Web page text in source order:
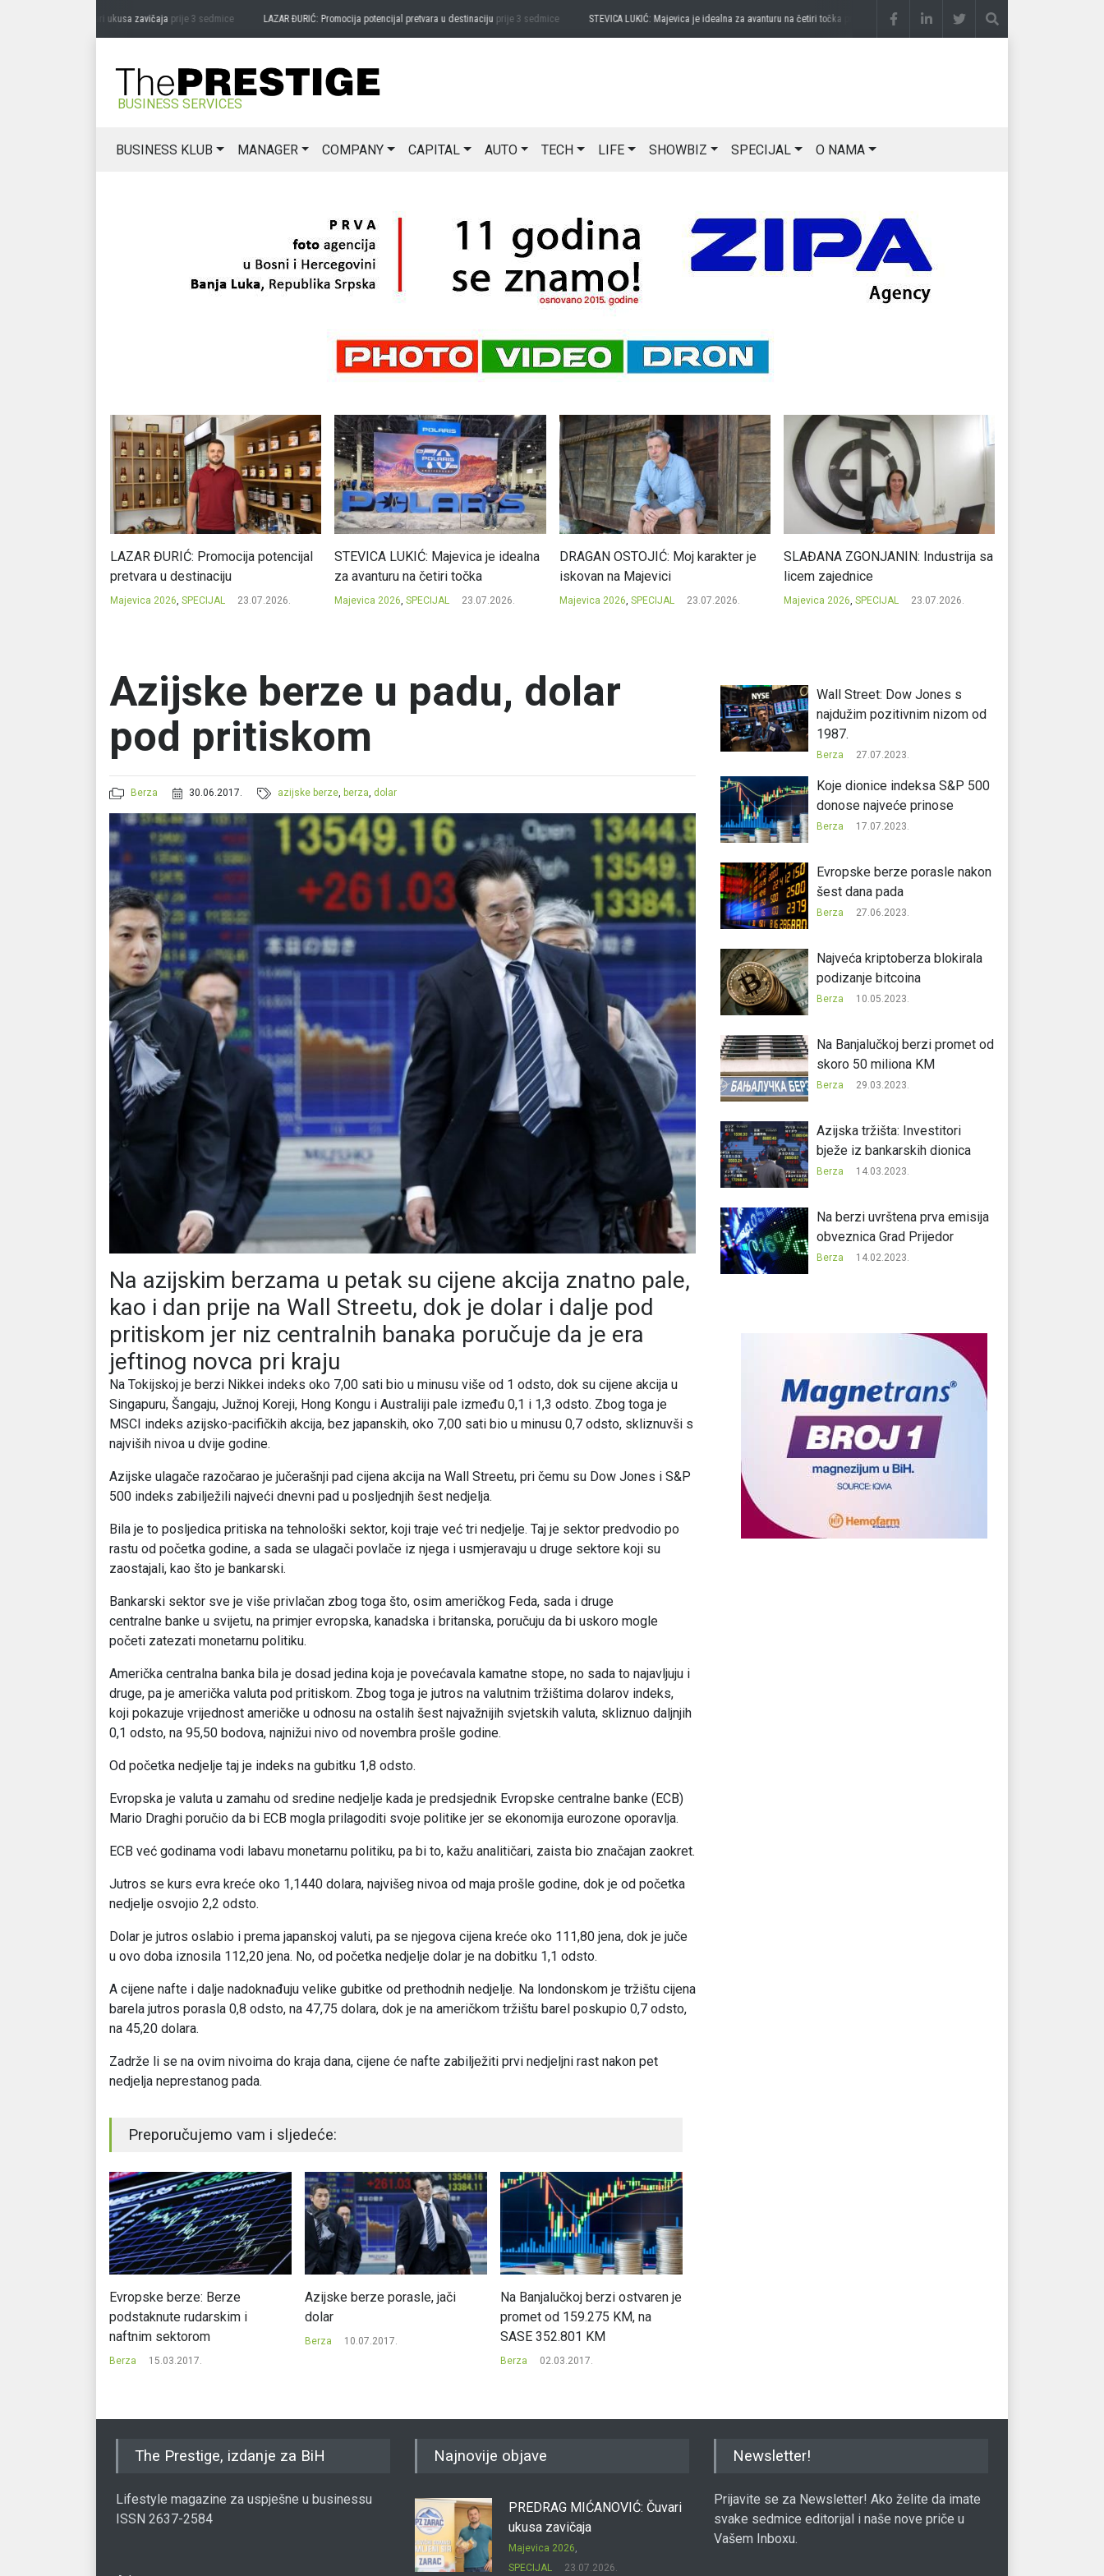
MIĆANOVIĆ: Čuvari ukusa zavičajaprije 3 sedmice LAZAR ĐURIĆ: Promocija potencijal pretvara u destinacijuprije 3 sedmice STEVICA LUKIĆ: Majevica je idealna za avanturu na četiri točkaprije 3 sedmice DRAGAN OSTOJIĆ: Moj karakter je iskovan
BUSINESS SERVICES
BUSINESS KLUB MANAGER COMPANY CAPITAL AUTO TECH LIFE SHOWBIZ SPECIJAL O NAMA
LAZAR ĐURIĆ: Promocija potencijal
pretvara u destinaciju
Majevica 2026, SPECIJAL 23.07.2026.
STEVICA LUKIĆ: Majevica je idealna
za avanturu na četiri točka
Majevica 2026, SPECIJAL 23.07.2026.
DRAGAN OSTOJIĆ: Moj karakter je
iskovan na Majevici
Majevica 2026, SPECIJAL 23.07.2026.
SLAĐANA ZGONJANIN: Industrija sa
licem zajednice
Majevica 2026, SPECIJAL 23.07.2026.
Azijske berze u padu, dolar
pod pritiskom
Berza 30.06.2017. azijske berze, berza, dolar
Na azijskim berzama u petak su cijene akcija znatno pale,
kao i dan prije na Wall Streetu, dok je dolar i dalje pod
pritiskom jer niz centralnih banaka poručuje da je era
jeftinog novca pri kraju
Na Tokijskoj je berzi Nikkei indeks oko 7,00 sati bio u minusu više od 1 odsto, dok su cijene akcija u
Singapuru, Šangaju, Južnoj Koreji, Hong Kongu i Australiji pale između 0,1 i 1,3 odsto. Zbog toga je
MSCI indeks azijsko-pacifičkih akcija, bez japanskih, oko 7,00 sati bio u minusu 0,7 odsto, skliznuvši s
najviših nivoa u dvije godine.
Azijske ulagače razočarao je jučerašnji pad cijena akcija na Wall Streetu, pri čemu su Dow Jones i S&P
500 indeks zabilježili najveći dnevni pad u posljednjih šest nedjelja.
Bila je to posljedica pritiska na tehnološki sektor, koji traje već tri nedjelje. Taj je sektor predvodio po
rastu od početka godine, a sada se ulagači povlače iz njega i usmjeravaju u druge sektore koji su
zaostajali, kao što je bankarski.
Bankarski sektor sve je više privlačan zbog toga što, osim američkog Feda, sada i druge
centralne banke u svijetu, na primjer evropska, kanadska i britanska, poručuju da bi uskoro mogle
početi zatezati monetarnu politiku.
Američka centralna banka bila je dosad jedina koja je povećavala kamatne stope, no sada to najavljuju i
druge, pa je američka valuta pod pritiskom. Zbog toga je jutros na valutnim tržištima dolarov indeks,
koji pokazuje vrijednost američke u odnosu na ostalih šest najvažnijih svjetskih valuta, skliznuo daljnjih
0,1 odsto, na 95,50 bodova, najnižui nivo od novembra prošle godine.
Od početka nedjelje taj je indeks na gubitku 1,8 odsto.
Evropska je valuta u zamahu od sredine nedjelje kada je predsjednik Evropske centralne banke (ECB)
Mario Draghi poručio da bi ECB mogla prilagoditi svoje politike jer se ekonomija eurozone oporavlja.
ECB već godinama vodi labavu monetarnu politiku, pa bi to, kažu analitičari, zaista bio značajan zaokret.
Jutros se kurs evra kreće oko 1,1440 dolara, najvišeg nivoa od maja prošle godine, dok je od početka
nedjelje osvojio 2,2 odsto.
Dolar je jutros oslabio i prema japanskoj valuti, pa se njegova cijena kreće oko 111,80 jena, dok je juče
u ovo doba iznosila 112,20 jena. No, od početka nedjelje dolar je na dobitku 1,1 odsto.
A cijene nafte i dalje nadoknađuju velike gubitke od prethodnih nedjelje. Na londonskom je tržištu cijena
barela jutros porasla 0,8 odsto, na 47,75 dolara, dok je na američkom tržištu barel poskupio 0,7 odsto,
na 45,20 dolara.
Zadrže li se na ovim nivoima do kraja dana, cijene će nafte zabilježiti prvi nedjeljni rast nakon pet
nedjelja neprestanog pada.
Preporučujemo vam i sljedeće:
Evropske berze: Berze
podstaknute rudarskim i
naftnim sektorom
Berza 15.03.2017.
Azijske berze porasle, jači
dolar
Berza 10.07.2017.
Na Banjalučkoj berzi ostvaren je
promet od 159.275 KM, na
SASE 352.801 KM
Berza 02.03.2017.
Wall Street: Dow Jones s
najdužim pozitivnim nizom od
1987.
Berza 27.07.2023.
Koje dionice indeksa S&P 500
donose najveće prinose
Berza 17.07.2023.
Evropske berze porasle nakon
šest dana pada
Berza 27.06.2023.
Najveća kriptoberza blokirala
podizanje bitcoina
Berza 10.05.2023.
Na Banjalučkoj berzi promet od
skoro 50 miliona KM
Berza 29.03.2023.
Azijska tržišta: Investitori
bježe iz bankarskih dionica
Berza 14.03.2023.
Na berzi uvrštena prva emisija
obveznica Grad Prijedor
Berza 14.02.2023.
The Prestige, izdanje za BiH
Lifestyle magazine za uspješne u businessu
ISSN 2637-2584
Najnovije objave
PREDRAG MIĆANOVIĆ: Čuvari
ukusa zavičaja
Majevica 2026
SPECIJAL
23.07.2026.
Newsletter!
Prijavite se za Newsletter! Ako želite da imate
svake sedmice editorijal i naše nove priče u
Vašem Inboxu.